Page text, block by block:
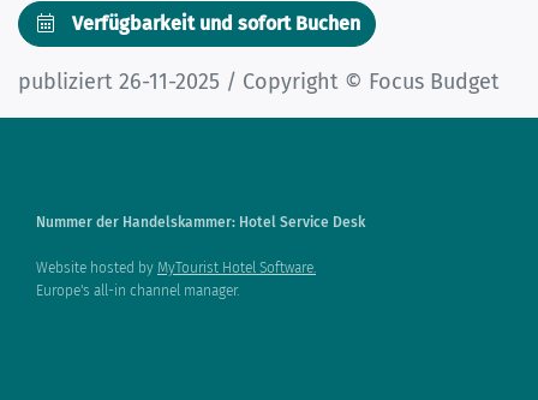
Verfügbarkeit und sofort Buchen
publiziert 26-11-2025 / Copyright © Focus Budget
Nummer der Handelskammer: Hotel Service Desk
Website hosted by MyTourist Hotel Software.
Europe's all-in channel manager.